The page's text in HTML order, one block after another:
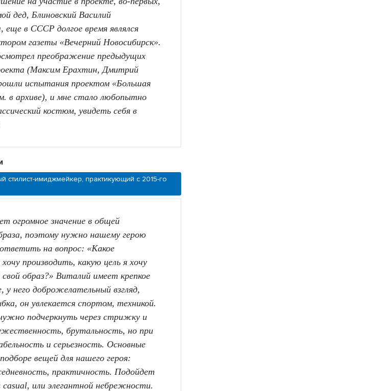
дед, Блиновский Василий
еще в СССР долгое время являлся
газеты «Вечерний Новосибирск».
преображение предыдущих
(Максим Ерахтин, Дмитрий
испытания проектом «Большая
в архиве), и мне стало любопытно
костюм, увидеть себя в
стилист-имиджмейкер, практикующий с 2015-го
огромное значение в общей
поэтому нужно нашему герою
на вопрос: «Какое
производить, какую цель я хочу
свой образ?» Виталий имеет крепкое
у него доброжелательный взгляд,
он увлекается спортом, техникой.
подчеркнуть через стрижку и
брутальность, но при
и серьезность. Основные
вещей для нашего героя:
практичность. Подойдет
casual, или элегантной небрежности.